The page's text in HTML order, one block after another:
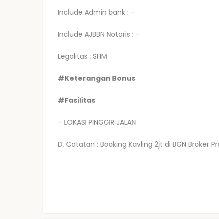
Include Admin bank : –
Include AJBBN Notaris : –
Legalitas : SHM
#Keterangan Bonus
#Fasilitas
– LOKASI PINGGIR JALAN
D. Catatan : Booking Kavling 2jt di BGN Broker